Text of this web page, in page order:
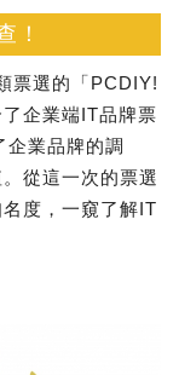
！
票選的「PCDIY!
企業端IT品牌票
企業品牌的調
從這一次的票選
度，一窺了解IT